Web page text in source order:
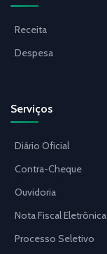
Receita
Despesa
Serviços
Diário Oficial
Contra-Cheque
Ouvidoria
Nota Fiscal Eletrônica
Processo Seletivo